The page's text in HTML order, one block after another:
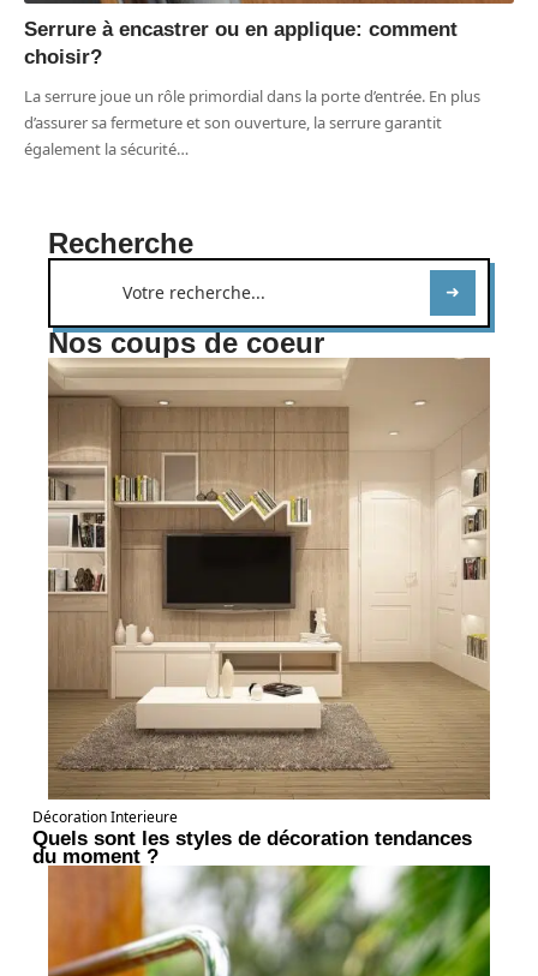
Serrure à encastrer ou en applique: comment
choisir?
La serrure joue un rôle primordial dans la porte d’entrée. En plus
d’assurer sa fermeture et son ouverture, la serrure garantit
également la sécurité…
Recherche
Nos coups de coeur
Décoration Interieure
Quels sont les styles de décoration tendances
du moment ?